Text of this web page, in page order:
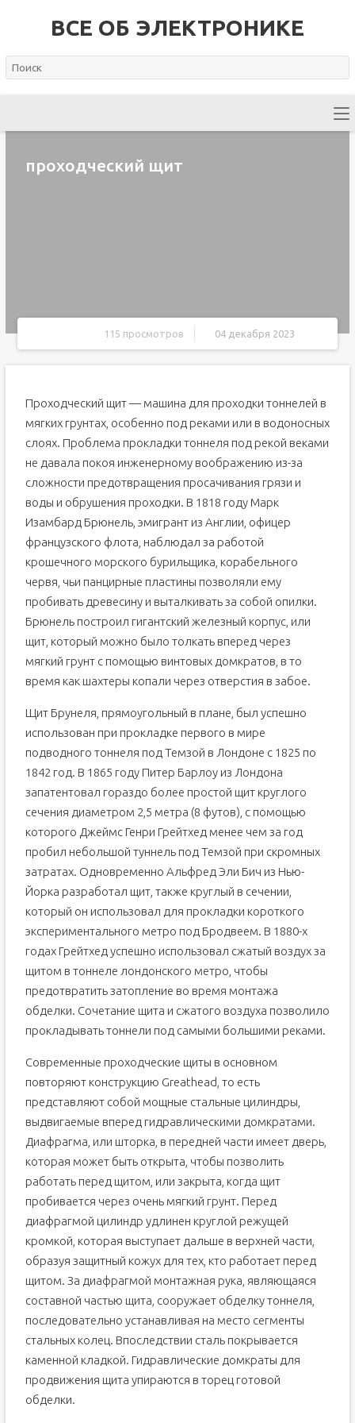
ВСЕ ОБ ЭЛЕКТРОНИКЕ
проходческий щит
115 просмотров 04 декабря 2023
Проходческий щит — машина для проходки тоннелей в
мягких грунтах, особенно под реками или в водоносных
слоях. Проблема прокладки тоннеля под рекой веками
не давала покоя инженерному воображению из-за
сложности предотвращения просачивания грязи и
воды и обрушения проходки. В 1818 году Марк
Изамбард Брюнель, эмигрант из Англии, офицер
французского флота, наблюдал за работой
крошечного морского бурильщика, корабельного
червя, чьи панцирные пластины позволяли ему
пробивать древесину и выталкивать за собой опилки.
Брюнель построил гигантский железный корпус, или
щит, который можно было толкать вперед через
мягкий грунт с помощью винтовых домкратов, в то
время как шахтеры копали через отверстия в забое.
Щит Брунеля, прямоугольный в плане, был успешно
использован при прокладке первого в мире
подводного тоннеля под Темзой в Лондоне с 1825 по
1842 год. В 1865 году Питер Барлоу из Лондона
запатентовал гораздо более простой щит круглого
сечения диаметром 2,5 метра (8 футов), с помощью
которого Джеймс Генри Грейтхед менее чем за год
пробил небольшой туннель под Темзой при скромных
затратах. Одновременно Альфред Эли Бич из Нью-
Йорка разработал щит, также круглый в сечении,
который он использовал для прокладки короткого
экспериментального метро под Бродвеем. В 1880-х
годах Грейтхед успешно использовал сжатый воздух за
щитом в тоннеле лондонского метро, чтобы
предотвратить затопление во время монтажа
обделки. Сочетание щита и сжатого воздуха позволило
прокладывать тоннели под самыми большими реками.
Современные проходческие щиты в основном
повторяют конструкцию Greathead, то есть
представляют собой мощные стальные цилиндры,
выдвигаемые вперед гидравлическими домкратами.
Диафрагма, или шторка, в передней части имеет дверь,
которая может быть открыта, чтобы позволить
работать перед щитом, или закрыта, когда щит
пробивается через очень мягкий грунт. Перед
диафрагмой цилиндр удлинен круглой режущей
кромкой, которая выступает дальше в верхней части,
образуя защитный кожух для тех, кто работает перед
щитом. За диафрагмой монтажная рука, являющаяся
составной частью щита, сооружает обделку тоннеля,
последовательно устанавливая на место сегменты
стальных колец. Впоследствии сталь покрывается
каменной кладкой. Гидравлические домкраты для
продвижения щита упираются в торец готовой
обделки.